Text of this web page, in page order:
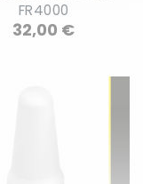
FR4000
32,00 €Precio